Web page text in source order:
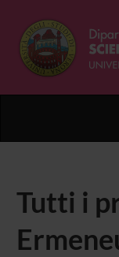
Tutti i